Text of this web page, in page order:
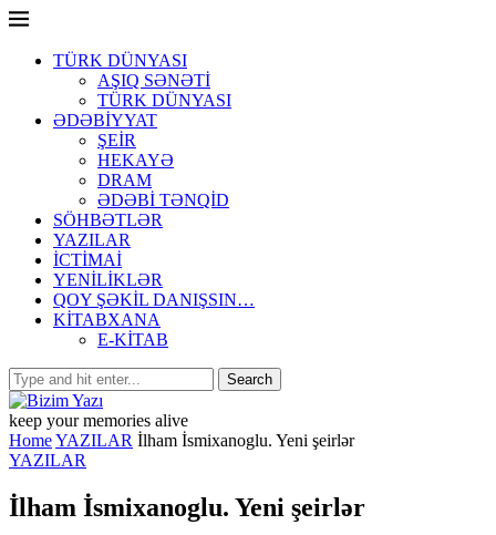
TÜRK DÜNYASI
AŞIQ SƏNƏTİ
TÜRK DÜNYASI
ƏDƏBİYYAT
ŞEİR
HEKAYƏ
DRAM
ƏDƏBİ TƏNQİD
SÖHBƏTLƏR
YAZILAR
İCTİMAİ
YENİLİKLƏR
QOY ŞƏKİL DANIŞSIN…
KİTABXANA
E-KİTAB
keep your memories alive
HomeYAZILAR İlham İsmixanoglu. Yeni şeirlər
YAZILAR
İlham İsmixanoglu. Yeni şeirlər